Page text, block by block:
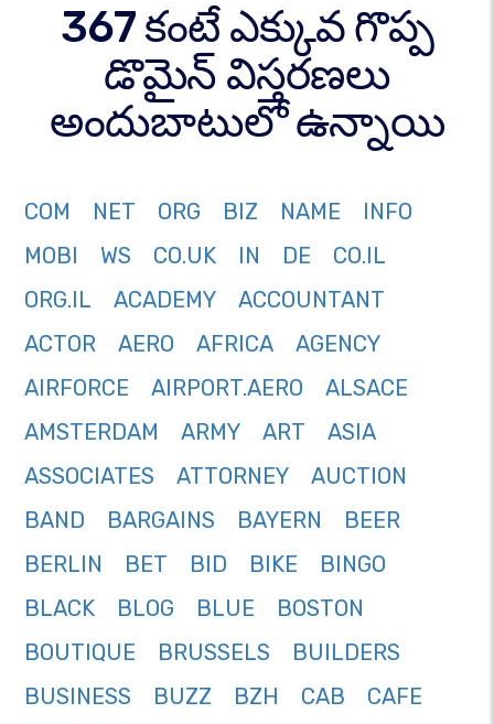
367 కంటే ఎక్కువ గొప్ప
డొమైన్ విస్తరణలు
అందుబాటులో ఉన్నాయి
COM NET ORG BIZ NAME
INFO
MOBI
WS CO.UK IN DE
CO.IL
ORG.IL
ACADEMY
ACCOUNTANT
ACTOR
AERO AFRICA
AGENCY
AIRFORCE
AIRPORT.AERO
ALSACE
AMSTERDAM
ARMY ART
ASIA
ASSOCIATES
ATTORNEY
AUCTION
BAND
BARGAINS BAYERN
BEER
BERLIN
BET BID BIKE
BINGO
BLACK
BLOG BLUE
BOSTON
BOUTIQUE
BRUSSELS
BUILDERS
BUSINESS
BUZZ BZH CAB
CAFE